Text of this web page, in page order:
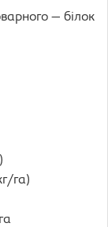
— білок
га)